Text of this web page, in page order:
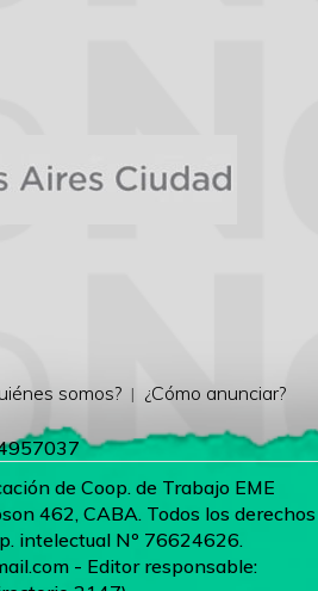
somos? ¿Cómo anunciar?
de Coop. de Trabajo EME
462, CABA. Todos los derechos
intelectual Nº 76624626.
- Editor responsable: